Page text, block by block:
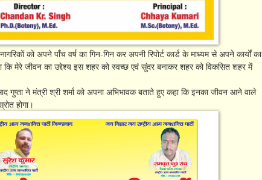
को अपने पाँच वर्ष का गिन-गिन कर अपनी रिपोर्ट कार्ड के माध्यम से अपने कार्यों का
कि मेरे जीवन का उद्देश्य इस शहर को स्वच्छ एवं सुंदर बनाकर शहर को विकसित शहर में
गुप्ता ने मंत्री श्री शर्मा को अपना अभिभावक बताते हुए कहा कि इनका जीवन आने वाले
होगा।